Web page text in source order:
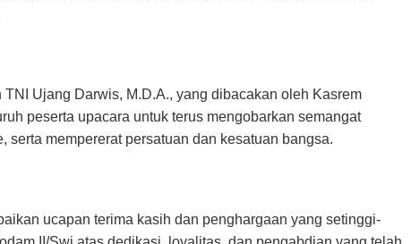
Ujang Darwis, M.D.A., yang dibacakan oleh Kasrem
peserta upacara untuk terus mengobarkan semangat
serta mempererat persatuan dan kesatuan bangsa.
ucapan terima kasih dan penghargaan yang setinggi-